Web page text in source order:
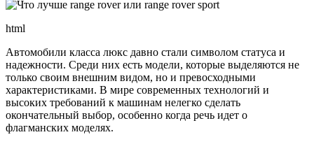
html
Автомобили класса люкс давно стали символом статуса и
надежности. Среди них есть модели, которые выделяются не
только своим внешним видом, но и превосходными
характеристиками. В мире современных технологий и
высоких требований к машинам нелегко сделать
окончательный выбор, особенно когда речь идет о
флагманских моделях.